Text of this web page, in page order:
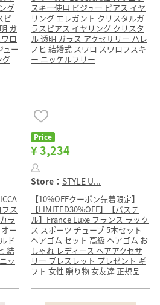
グ
ピ
ガ
ロ
ュー
グ
スキー使用 ビジュー ピアス イヤ
リング エレガント クリスタルガ
ラスピアス イヤリング クリスタ
ル 透明 ガラス アクセサリー ハレ
ノヒ 結婚式 スワロ スワロフスキ
ー ニッケルフリー
ス
ラ
ー
ド
結
ッ
Price
¥ 3,234
Store： STYLE U...
【10%OFFクーポン先着限定】
【LIMITED30%OFF】【パステ
ル】France Luxe フランス ラック
ス スポーツ チューブ 5本セット
ヘアゴム セット 高級 ヘアゴム お
しゃれ レディース ヘアアクセサ
リー ブレスレット プレゼント ギ
フト 女性 贈り物 女友達 正規品